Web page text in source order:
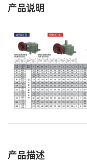
产品说明
产品描述